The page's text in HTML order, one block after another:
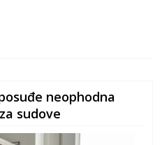
neophodna
sudove